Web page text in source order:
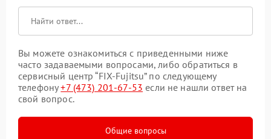
Вы можете ознакомиться с приведенными ниже
часто задаваемыми вопросами, либо обратиться в
сервисный центр “FIX-Fujitsu” по следующему
телефону+7 (473) 201-67-53 если не нашли ответ на
свой вопрос.
Общие вопросы